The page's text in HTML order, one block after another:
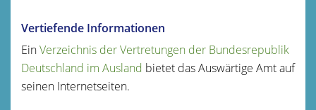
Vertiefende Informationen
EinVerzeichnis der Vertretungen der Bundesrepublik
Deutschland im Ausland bietet das Auswärtige Amt auf
seinen Internetseiten.